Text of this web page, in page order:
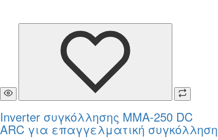
Inverter συγκόλλησης MMA-250 DC
ARC για επαγγελματική συγκόλληση